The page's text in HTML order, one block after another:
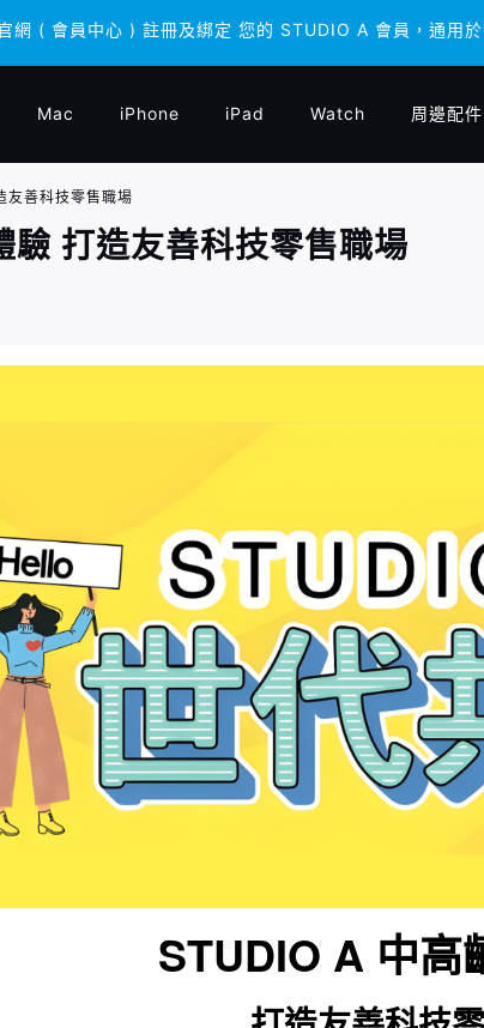
網 ( 會員中心 ) 註冊及綁定 您的 STUDIO A 會員，通用
網 ( 會員中心 ) 註冊及綁定 您的 STUDIO A 會員，通用
Mac iPhone iPad Watch 周邊配件
友善科技零售職場
打造友善科技零售職場
STUDIO A 中高